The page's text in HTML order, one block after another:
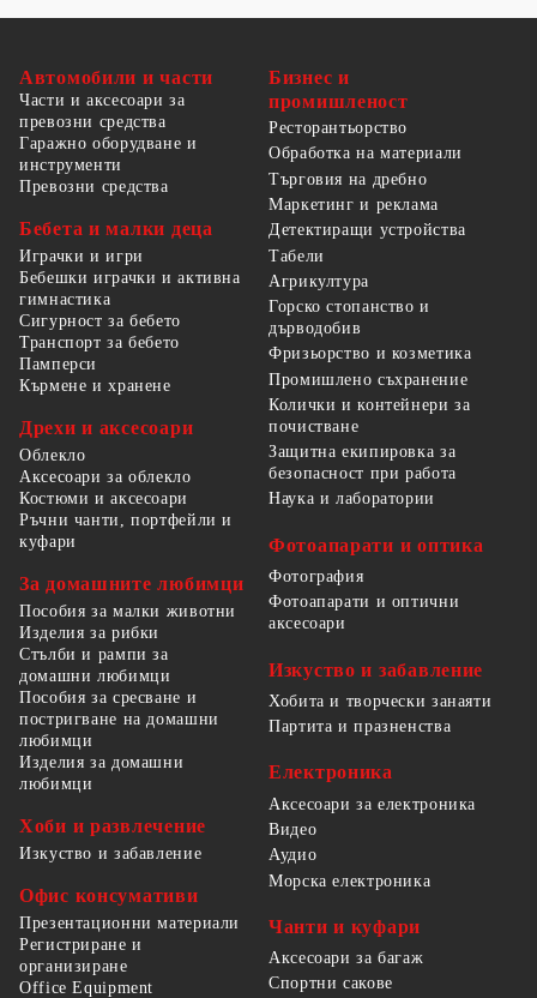
Автомобили и части
Части и аксесоари за
превозни средства
Гаражно оборудване и
инструменти
Превозни средства
Бебета и малки деца
Играчки и игри
Бебешки играчки и активна
гимнастика
Сигурност за бебето
Транспорт за бебето
Памперси
Кърмене и хранене
Дрехи и аксесоари
Облекло
Аксесоари за облекло
Костюми и аксесоари
Ръчни чанти, портфейли и
куфари
За домашните любимци
Пособия за малки животни
Изделия за рибки
Стълби и рампи за
домашни любимци
Пособия за сресване и
постригване на домашни
любимци
Изделия за домашни
любимци
Хоби и развлечение
Изкуство и забавление
Офис консумативи
Презентационни материали
Регистриране и
организиране
Office Equipment
Бизнес и
промишленост
Ресторантьорство
Обработка на материали
Търговия на дребно
Маркетинг и реклама
Детектиращи устройства
Табели
Агрикултура
Горско стопанство и
дърводобив
Фризьорство и козметика
Промишлено съхранение
Колички и контейнери за
почистване
Защитна екипировка за
безопасност при работа
Наука и лаборатории
Фотоапарати и оптика
Фотография
Фотоапарати и оптични
аксесоари
Изкуство и забавление
Хобита и творчески занаяти
Партита и празненства
Електроника
Аксесоари за електроника
Видео
Аудио
Морска електроника
Чанти и куфари
Аксесоари за багаж
Спортни сакове